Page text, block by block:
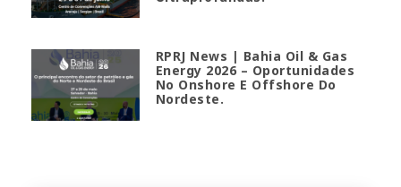
RPRJ News | Bahia Oil & Gas
Energy 2026 – Oportunidades
No Onshore E Offshore Do
Nordeste.